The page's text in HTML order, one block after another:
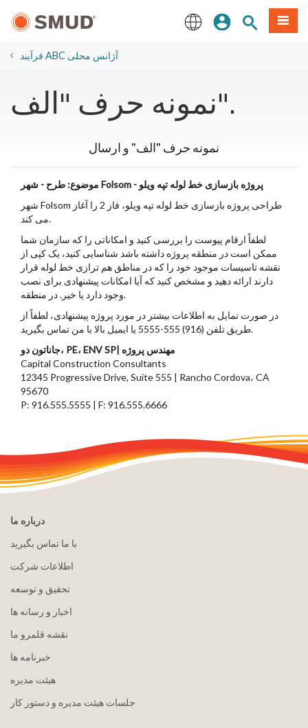
اصلی
ورودسایتمنو
فرآیند ABC آژانس محلی
نمونه حرف "الف".
نمونه حرف "الف" و ارسال
موضوع: طرح - شهر Folsom - پروژه بازسازی خط لوله تپه ویلو
شهر Folsom طراحی پروژه بازسازی خط لوله تپه ویلو، فاز 2 را آغاز
می کند.
لطفاً ارقام پیوست را بررسی کنید و امکاناتی را که سازمان شما
ممکن است در منطقه پروژه داشته باشد شناسایی کنید، یک کپی از
نقشه تاسیسات موجود خود را که در مناطق هم ترازی خط لوله قرار
دارند ارائه دهید و مشخص کنید که آیا امکانات پیشنهادی برای نصب
وجود دارد یا خیر. در منطقه.
در صورت تمایل به اطلاعات بیشتر در مورد پروژه پیشنهادی، لطفاً از
طریق تلفن (916) 555-5555 یا ایمیل بالا با من تماس بگیرید.
جاناتون دو، PE، ENV SP| مهندس پروژه
Capital Construction Consultants
12345 Progressive Drive, Suite 555 | Rancho Cordova، CA
95670
P: 916.555.5555 | F: 916.555.6666
درباره ما
با ما تماس بگیرید
اطلاعات شرکت
تحقیق و توسعه
اخبار و رسانه ها
نقشه قلمرو ما
خبرنامه ها
هيئت مدیره
جلسات هیئت مدیره و دستور کار